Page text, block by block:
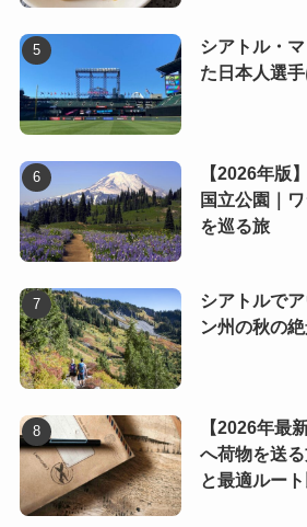
シアトル・
た日本人選手
【2026年版
国立公園｜
を巡る旅
シアトルで
ン州の秋の
【2026年最
へ荷物を送
と最適ルー